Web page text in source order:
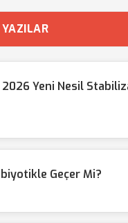
Yeni Nesil
Geçer Mi?